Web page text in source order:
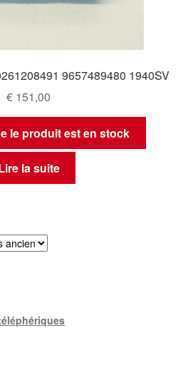
9657489480 1940SV
€ 151,00
le produit est en stock
la suite